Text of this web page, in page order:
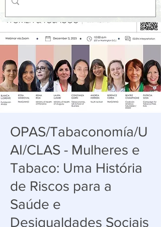
OPAS/Tabaconomía/U
AI/CLAS - Mulheres e
Tabaco: Uma História
de Riscos para a
Saúde e
Desigualdades Sociais